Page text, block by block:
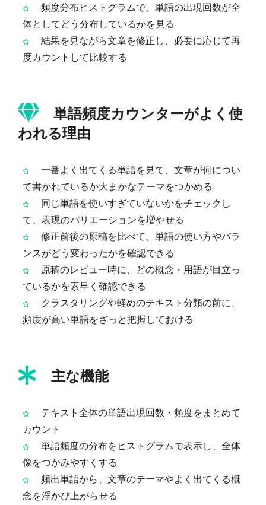
頻度分布ヒストグラムで、単語の出現回数が全
体としてどう分布しているかを見る
結果を見ながら文章を修正し、必要に応じて再
度カウントして比較する
単語頻度カウンターがよく使
われる理由
一番よく出てくる単語を見て、文章が何につい
て書かれているか大まかなテーマをつかめる
同じ単語を使いすぎていないかをチェックし
て、表現のバリエーションを増やせる
修正前後の原稿を比べて、単語の使い方やバラ
ンスがどう変わったかを確認できる
原稿のレビュー時に、どの概念・用語が目立っ
ているかを素早く確認できる
クラスタリングや軽めのテキスト分類の前に、
頻度が高い単語をざっと把握しておける
主な機能
テキスト全体の単語出現回数・頻度をまとめて
カウント
単語頻度の分布をヒストグラムで表示し、全体
像をつかみやすくする
頻出単語から、文章のテーマやよく出てくる概
念を浮かび上がらせる